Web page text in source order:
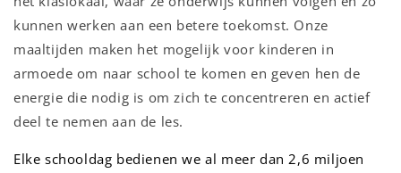
kunnen werken aan een betere toekomst. Onze
maaltijden maken het mogelijk voor kinderen in
armoede om naar school te komen en geven hen de
energie die nodig is om zich te concentreren en actief
deel te nemen aan de les.
Elke schooldag bedienen we al meer dan 2,6 miljoen